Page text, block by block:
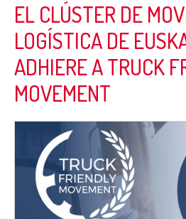
EL CLÚSTER DE
LOGÍSTICA DE
ADHIERE A TRUCK
MOVEMENT